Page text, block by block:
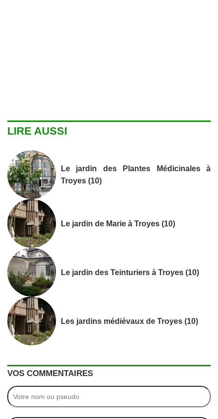
LIRE AUSSI
Le jardin des Plantes Médicinales à
Troyes (10)
Le jardin de Marie à Troyes (10)
Le jardin des Teinturiers à Troyes (10)
Les jardins médiévaux de Troyes (10)
VOS COMMENTAIRES